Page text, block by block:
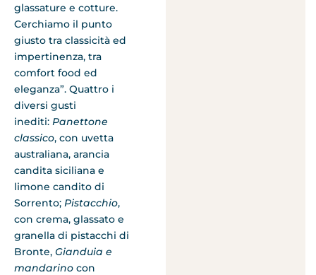
glassature e cotture.
Cerchiamo il punto
giusto tra classicità ed
impertinenza, tra
comfort food ed
eleganza”. Quattro i
diversi gusti
inediti: Panettone
classico, con uvetta
australiana, arancia
candita siciliana e
limone candito di
Sorrento; Pistacchio,
con crema, glassato e
granella di pistacchi di
Bronte, Gianduia e
mandarino con